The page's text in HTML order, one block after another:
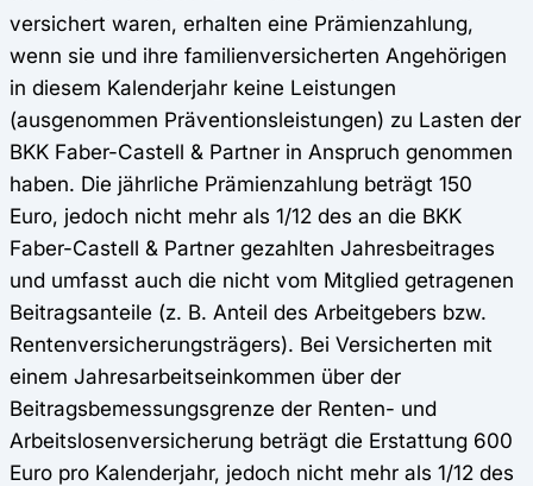
versichert waren, erhalten eine Prämienzahlung,
wenn sie und ihre familienversicherten Angehörigen
in diesem Kalenderjahr keine Leistungen
(ausgenommen Präventionsleistungen) zu Lasten der
BKK Faber-Castell & Partner in Anspruch genommen
haben. Die jährliche Prämienzahlung beträgt 150
Euro, jedoch nicht mehr als 1/12 des an die BKK
Faber-Castell & Partner gezahlten Jahresbeitrages
und umfasst auch die nicht vom Mitglied getragenen
Beitragsanteile (z. B. Anteil des Arbeitgebers bzw.
Rentenversicherungsträgers). Bei Versicherten mit
einem Jahresarbeitseinkommen über der
Beitragsbemessungsgrenze der Renten- und
Arbeitslosenversicherung beträgt die Erstattung 600
Euro pro Kalenderjahr, jedoch nicht mehr als 1/12 des